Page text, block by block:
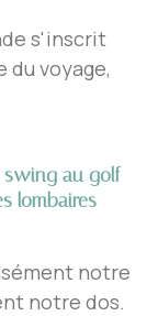
s'inscrit
du voyage,
swing au golf
lombaires
notre
notre dos.